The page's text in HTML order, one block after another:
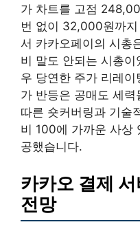
가 차트를 고점
번 없이 32,000원까
서 카카오페이의 시총
비 말도 안되는 시총
우 당연한 주가 리레
가 반등은 공매도 세
따른 숏커버링과 기술
비 100에 가까운 사상
공했습니다.
카카오 결제
전망